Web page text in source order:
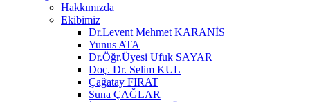
Hakkımızda
Ekibimiz
Dr.Levent Mehmet KARANİS
Yunus ATA
Dr.Öğr.Üyesi Ufuk SAYAR
Doç. Dr. Selim KUL
Çağatay FIRAT
Suna ÇAĞLAR